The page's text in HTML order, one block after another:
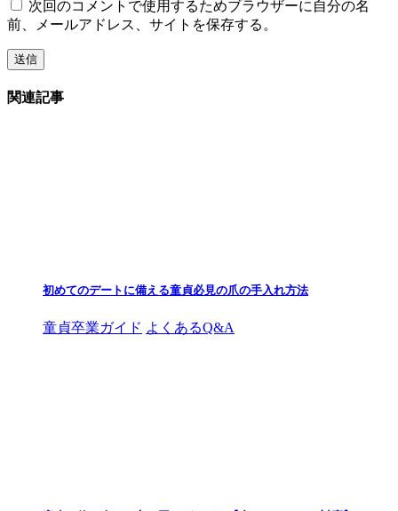
次回のコメントで使用するためブラウザーに自分の名
前、メールアドレス、サイトを保存する。
関連記事
初めてのデートに備える童貞必見の爪の手入れ方法
童貞卒業ガイド よくあるQ&A